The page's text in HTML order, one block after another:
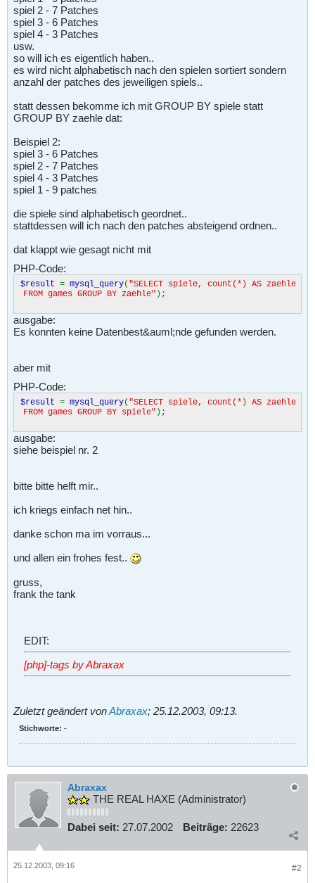
echo "Die Verbindung zur Datenbank <b>
> ist im Moment nicht m&ouml;glich.\n"
}
else
echo
<hr>\n";
mysql_close($link );
?>
spiel 2 - 7 Patches
spiel 3 - 6 Patches
spiel 4 - 3 Patches
usw.
so will ich es eigentlich haben..
es wird nicht alphabetisch nach den spielen sortiert sondern
anzahl der patches des jeweiligen spiels..
statt dessen bekomme ich mit GROUP BY spiele statt
GROUP BY zaehle dat:
Beispiel 2:
spiel 3 - 6 Patches
spiel 2 - 7 Patches
spiel 4 - 3 Patches
spiel 1 - 9 patches
die spiele sind alphabetisch geordnet..
stattdessen will ich nach den patches absteigend ordnen..
dat klappt wie gesagt nicht mit
PHP-Code:
$result = mysql_query( "SELECT spiele, count(*) AS zaehle
FROM games GROUP BY zaehle" );
ausgabe:
Es konnten keine Datenbest&auml;nde gefunden werden.
aber mit
PHP-Code:
$result = mysql_query( "SELECT spiele, count(*) AS zaehle
FROM games GROUP BY spiele" );
ausgabe:
siehe beispiel nr. 2
bitte bitte helft mir..
ich kriegs einfach net hin..
danke schon ma im vorraus...
und allen ein frohes fest..
gruss,
frank the tank
EDIT:
[php]-tags by Abraxax
Zuletzt geändert vonAbraxax; 25.12.2003, 09:13.
Stichworte: -
Abraxax
THE REAL HAXE (Administrator)
Dabei seit: 27.07.2002 Beiträge: 22623
#2
25.12.2003, 09:16